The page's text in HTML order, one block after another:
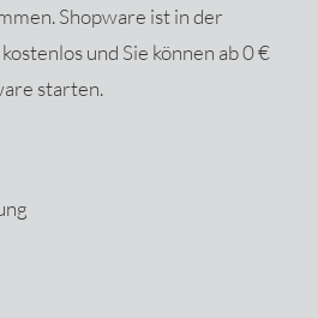
Shopware ist in der
und Sie können ab 0 €
starten.